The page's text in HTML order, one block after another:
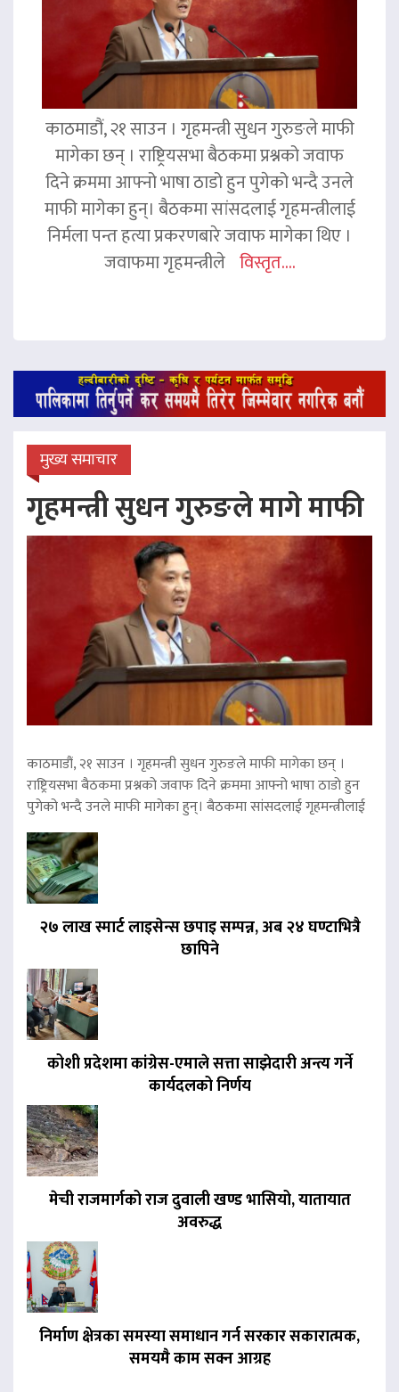
काठमाडौं, २१ साउन । गृहमन्त्री सुधन गुरुङले माफी
मागेका छन् । राष्ट्रियसभा बैठकमा प्रश्नको जवाफ
दिने क्रममा आफ्नो भाषा ठाडो हुन पुगेको भन्दै उनले
माफी मागेका हुन्। बैठकमा सांसदलाई गृहमन्त्रीलाई
निर्मला पन्त हत्या प्रकरणबारे जवाफ मागेका थिए ।
जवाफमा गृहमन्त्रीले विस्तृत....
मुख्य समाचार
गृहमन्त्री सुधन गुरुङले मागे माफी
काठमाडौं, २१ साउन । गृहमन्त्री सुधन गुरुङले माफी मागेका छन् ।
राष्ट्रियसभा बैठकमा प्रश्नको जवाफ दिने क्रममा आफ्नो भाषा ठाडो हुन
पुगेको भन्दै उनले माफी मागेका हुन्। बैठकमा सांसदलाई गृहमन्त्रीलाई
२७ लाख स्मार्ट लाइसेन्स छपाइ सम्पन्न, अब २४ घण्टाभित्रै
छापिने
कोशी प्रदेशमा कांग्रेस-एमाले सत्ता साझेदारी अन्त्य गर्ने
कार्यदलको निर्णय
मेची राजमार्गको राज दुवाली खण्ड भासियो, यातायात
अवरुद्ध
निर्माण क्षेत्रका समस्या समाधान गर्न सरकार सकारात्मक,
समयमै काम सक्न आग्रह